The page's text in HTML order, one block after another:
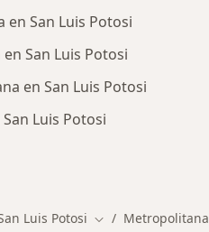
San Luis Potosi
San Luis Potosi
en San Luis Potosi
Luis Potosi
de ciudad
Luis Potosi Cambiar de ciudad
Metropolitana